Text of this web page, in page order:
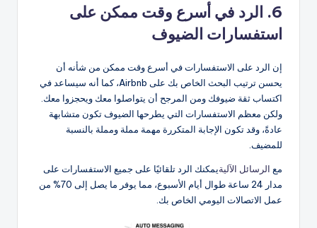
6. الرد في أسرع وقت ممكن على
استفسارات الضيوف
إن الرد على الاستفسارات في أسرع وقت ممكن من شأنه أن
يحسن ترتيب البحث الخاص بك على Airbnb، كما أنه سيساعد في
اكتساب ثقة ضيوفك ومن المرجح أن يتواصلوا معك ويحجزوا معك.
ولكن معظم الاستفسارات التي يطرحها الضيوف تكون متشابهة
عادةً، وقد تكون الإجابة المتكررة مهمة مملة ومملة بالنسبة
للمضيف.
مع الرسائل الآليةيمكنك الرد تلقائيًا على جميع الاستفسارات على
مدار 24 ساعة طوال أيام الأسبوع، مما يوفر ما يصل إلى 70% من
عمل الاتصالات اليومي الخاص بك.